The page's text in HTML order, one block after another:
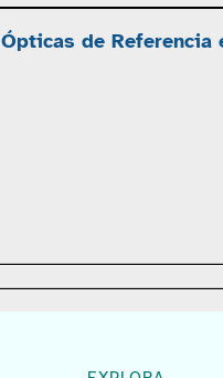
Ópticas de Referencia